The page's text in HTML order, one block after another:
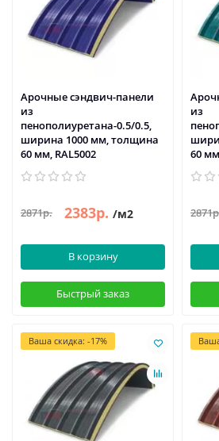
Арочные сэндвич-панели
из
пенополиуретана-0.5/0.5,
ширина 1000 мм, толщина
60 мм, RAL5002
2871р. 2383р. /м2
В корзину
Быстрый заказ
из
60
Ваша скидка: -17%